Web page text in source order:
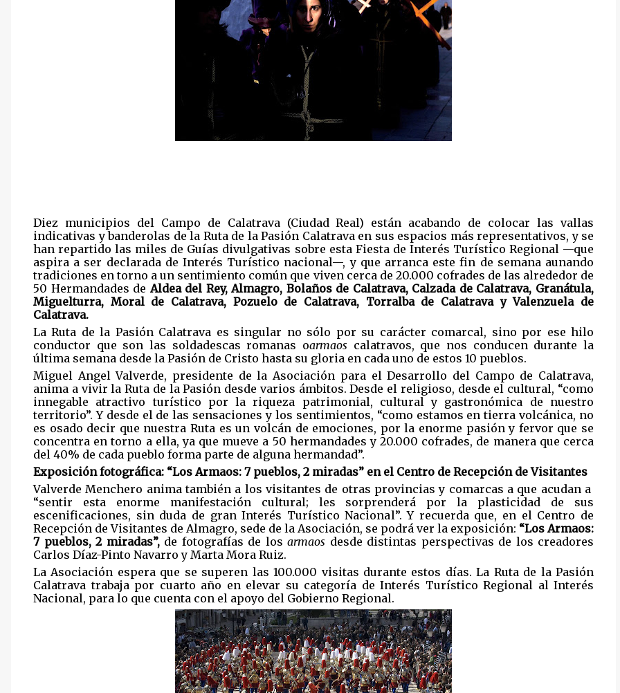
Diez municipios del Campo de Calatrava (Ciudad Real) están acabando de colocar las vallas
indicativas y banderolas de la Ruta de la Pasión Calatrava en sus espacios más representativos, y se
han repartido las miles de Guías divulgativas sobre esta Fiesta de Interés Turístico Regional —que
aspira a ser declarada de Interés Turístico nacional—, y que arranca este fin de semana aunando
tradiciones en torno a un sentimiento común que viven cerca de 20.000 cofrades de las alrededor de
50 Hermandades deAldea del Rey, Almagro, Bolaños de Calatrava, Calzada de Calatrava, Granátula,
Miguelturra, Moral de Calatrava, Pozuelo de Calatrava, Torralba de Calatrava y Valenzuela de
Calatrava.
La Ruta de la Pasión Calatrava es singular no sólo por su carácter comarcal, sino por ese hilo
conductor que son las soldadescas romanas oarmaos calatravos, que nos conducen durante la
última semana desde la Pasión de Cristo hasta su gloria en cada uno de estos 10 pueblos.
Miguel Angel Valverde, presidente de la Asociación para el Desarrollo del Campo de Calatrava,
anima a vivir la Ruta de la Pasión desde varios ámbitos. Desde el religioso, desde el cultural, “como
innegable atractivo turístico por la riqueza patrimonial, cultural y gastronómica de nuestro
territorio”. Y desde el de las sensaciones y los sentimientos, “como estamos en tierra volcánica, no
es osado decir que nuestra Ruta es un volcán de emociones, por la enorme pasión y fervor que se
concentra en torno a ella, ya que mueve a 50 hermandades y 20.000 cofrades, de manera que cerca
del 40% de cada pueblo forma parte de alguna hermandad”.
Exposición fotográfica: “Los Armaos: 7 pueblos, 2 miradas” en el Centro de Recepción de Visitantes
Valverde Menchero anima también a los visitantes de otras provincias y comarcas a que acudan a
“sentir esta enorme manifestación cultural; les sorprenderá por la plasticidad de sus
escenificaciones, sin duda de gran Interés Turístico Nacional”. Y recuerda que, en el Centro de
Recepción de Visitantes de Almagro, sede de la Asociación, se podrá ver la exposición: “Los Armaos:
7 pueblos, 2 miradas”,de fotografías de los armaos desde distintas perspectivas de los creadores
Carlos Díaz-Pinto Navarro y Marta Mora Ruiz.
La Asociación espera que se superen las 100.000 visitas durante estos días. La Ruta de la Pasión
Calatrava trabaja por cuarto año en elevar su categoría de Interés Turístico Regional al Interés
Nacional, para lo que cuenta con el apoyo del Gobierno Regional.